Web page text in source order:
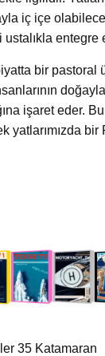
iç içe
entegre
bir pastoral
işaret eder.
yatlarımızda
35 Katamaran